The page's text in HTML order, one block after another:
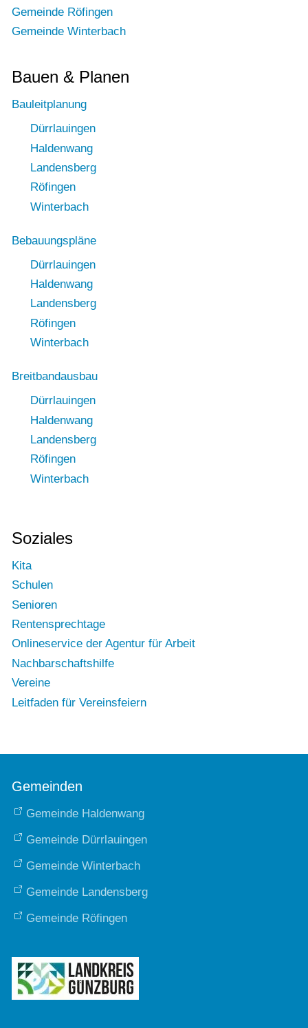
Gemeinde Röfingen
Gemeinde Winterbach
Bauen & Planen
Bauleitplanung
Dürrlauingen
Haldenwang
Landensberg
Röfingen
Winterbach
Bebauungspläne
Dürrlauingen
Haldenwang
Landensberg
Röfingen
Winterbach
Breitbandausbau
Dürrlauingen
Haldenwang
Landensberg
Röfingen
Winterbach
Soziales
Kita
Schulen
Senioren
Rentensprechtage
Onlineservice der Agentur für Arbeit
Nachbarschaftshilfe
Vereine
Leitfaden für Vereinsfeiern
Gemeinden
Gemeinde Haldenwang
Gemeinde Dürrlauingen
Gemeinde Winterbach
Gemeinde Landensberg
Gemeinde Röfingen